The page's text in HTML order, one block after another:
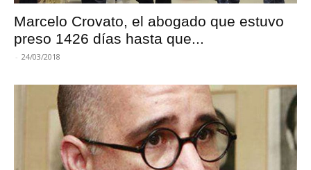
Marcelo Crovato, el abogado que estuvo
preso 1426 días hasta que...
- 24/03/2018